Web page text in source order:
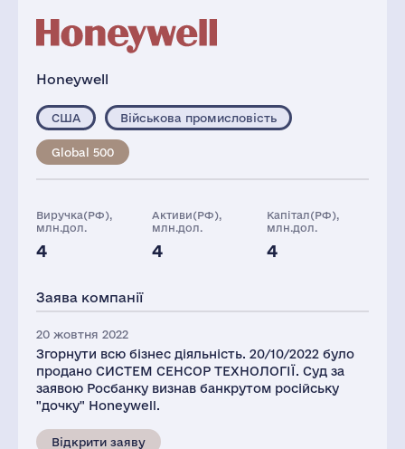
Honeywell
США Військова промисловість
Global 500
Виручка(РФ),
млн.дол.
4
Активи(РФ),
млн.дол.
4
Капітал(РФ),
млн.дол.
4
35466 20
Заява компанії
20 жовтня 2022
Згорнути всю бізнес діяльність. 20/10/2022 було
продано СИСТЕМ СЕНСОР ТЕХНОЛОГІЇ. Суд за
заявою Росбанку визнав банкрутом російську
"дочку" Honeywell.
Відкрити заяву